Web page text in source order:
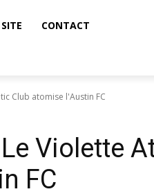
CONTACT
Club atomise l'Austin FC
Le Violette
FC